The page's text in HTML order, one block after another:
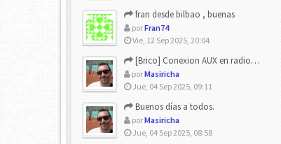
fran desde bilbao , buenas
porFran74
Vie, 12 Sep 2025, 20:04
[Brico] Conexion AUX en radio de origen
porMasiricha
Jue, 04 Sep 2025, 09:11
Buenos días a todos.
porMasiricha
Jue, 04 Sep 2025, 08:58